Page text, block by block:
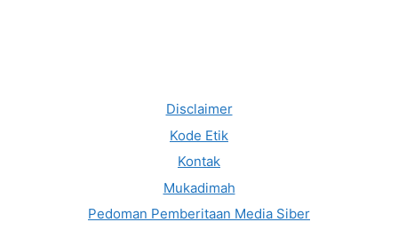
Disclaimer
Kode Etik
Kontak
Mukadimah
Pedoman Pemberitaan Media Siber